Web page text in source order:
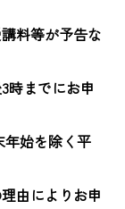
料等が予告な
時までにお申
始を除く平
由によりお申